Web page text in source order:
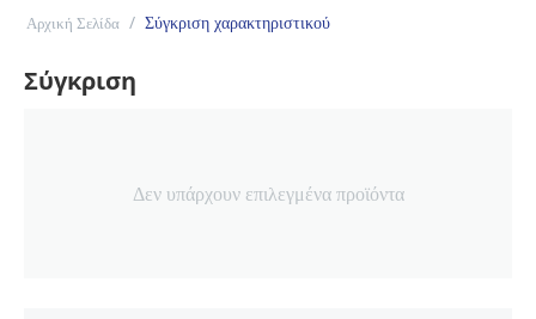
Αρχική Σελίδα / Σύγκριση χαρακτηριστικού
Σύγκριση
Δεν υπάρχουν επιλεγμένα προϊόντα